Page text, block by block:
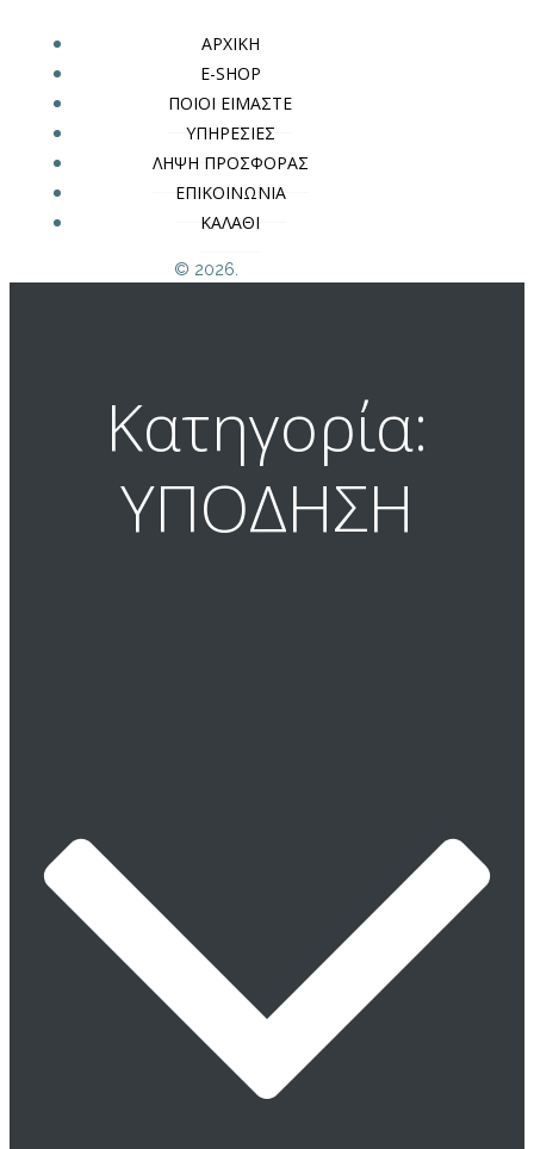
ΑΡΧΙΚΗ
E-SHOP
ΠΟΙΟΙ ΕΙΜΑΣΤΕ
ΥΠΗΡΕΣΙΕΣ
ΛΗΨΗ ΠΡΟΣΦΟΡΑΣ
ΕΠΙΚΟΙΝΩΝΙΑ
ΚΑΛΑΘΙ
© 2026.
Κατηγορία:
ΥΠΟΔΗΣΗ